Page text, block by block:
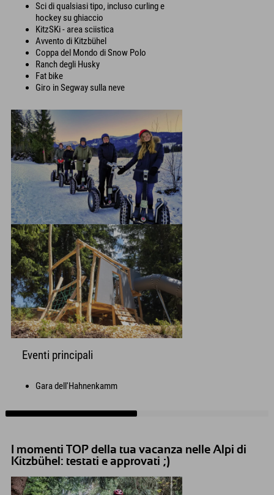
Sci di qualsiasi tipo, incluso curling e
hockey su ghiaccio
KitzSKi - area sciistica
Avvento di Kitzbühel
Coppa del Mondo di Snow Polo
Ranch degli Husky
Fat bike
Giro in Segway sulla neve
Eventi principali
Gara dell'Hahnenkamm
I momenti TOP della tua vacanza nelle Alpi di
Kitzbühel: testati e approvati ;)